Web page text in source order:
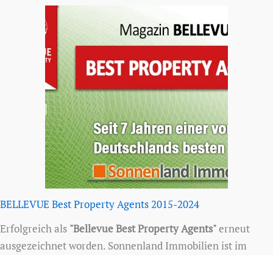
BELLEVUE Best Property Agents 2015-2024
Erfolgreich als "Bellevue Best Property Agents"erneut
ausgezeichnet worden. Sonnenland Immobilien ist im